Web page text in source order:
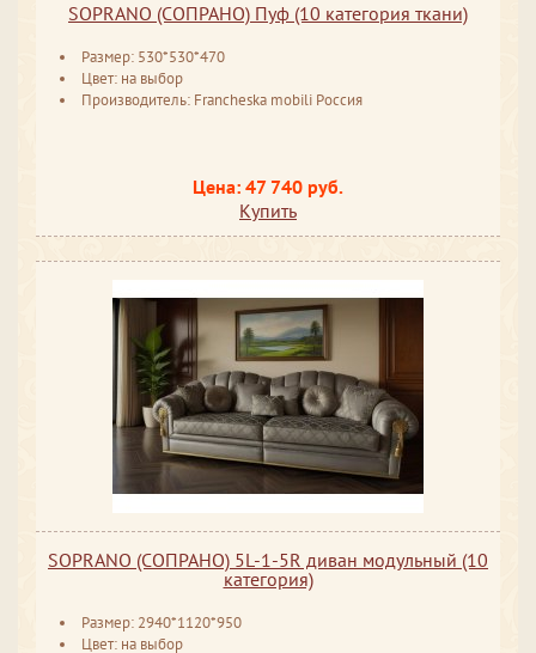
SOPRANO (СОПРАНО) Пуф (10 категория ткани)
Размер: 530*530*470
Цвет: на выбор
Производитель: Francheska mobili Россия
Цена: 47 740 руб.
Купить
SOPRANO (СОПРАНО) 5L-1-5R диван модульный (10
категория)
Размер: 2940*1120*950
Цвет: на выбор